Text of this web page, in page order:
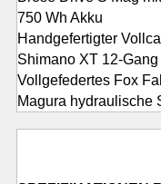
750 Wh Akku
Handgefertigter
Shimano XT 12-
Vollgefedertes Fox
Magura hydraulische